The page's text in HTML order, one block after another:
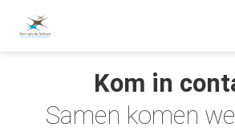
Kom in
Samen komen